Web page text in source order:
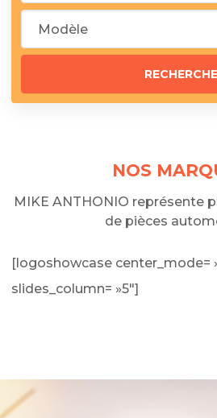
NOS
MIKE ANTHONIO représente
de pièces
[logoshowcase center_mode=
slides_column= »5″]